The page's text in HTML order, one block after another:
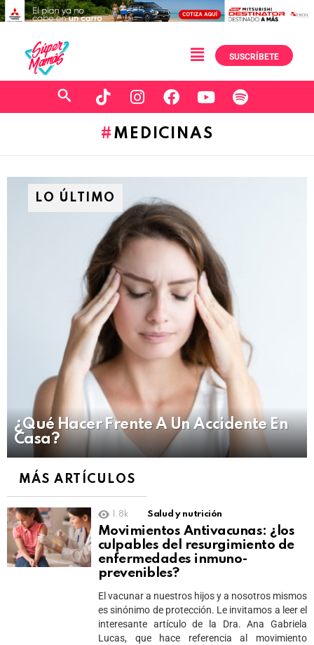
SUSCRÍBETE
MEDICINAS
LO ÚLTIMO
¿Qué Hacer Frente A Un Accidente En
Casa?
MÁS ARTÍCULOS
1.8k Salud y nutrición
Movimientos Antivacunas: ¿los
culpables del resurgimiento de
enfermedades inmuno-
prevenibles?
El vacunar a nuestros hijos y a nosotros mismos
es sinónimo de protección. Le invitamos a leer el
interesante artículo de la Dra. Ana Gabriela
Lucas, que hace referencia al movimiento